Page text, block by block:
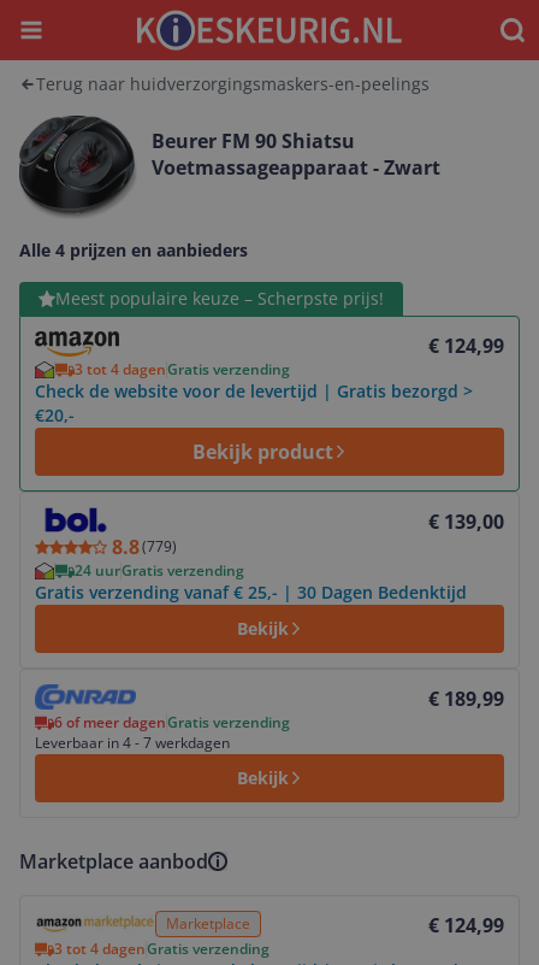
Menu
Terug naar huidverzorgingsmaskers-en-peelings
Beurer FM 90 Shiatsu
Voetmassageapparaat - Zwart
Alle 4 prijzen en aanbieders
Meest populaire keuze – Scherpste prijs!
€ 124,99
3 tot 4 dagenGratis verzending
Check de website voor de levertijd | Gratis bezorgd >
€20,-
Bekijk product
Bekijk product
8.8(779)
€ 139,00
24 uurGratis verzending
Gratis verzending vanaf € 25,- | 30 Dagen Bedenktijd
Bekijk
Bekijk product
€ 189,99
6 of meer dagenGratis verzending
Leverbaar in 4 - 7 werkdagen
Bekijk
Bekijk product
Marketplace aanbod
Marketplace € 124,99
3 tot 4 dagenGratis verzending